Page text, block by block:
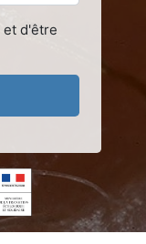
et d'être